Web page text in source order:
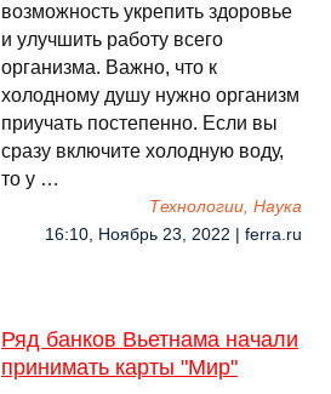
возможность укрепить здоровье
и улучшить работу всего
организма. Важно, что к
холодному душу нужно организм
приучать постепенно. Если вы
сразу включите холодную воду,
то у …
Технологии, Наука
16:10, Ноябрь 23, 2022 | ferra.ru
Ряд банков Вьетнама начали
принимать карты "Мир"